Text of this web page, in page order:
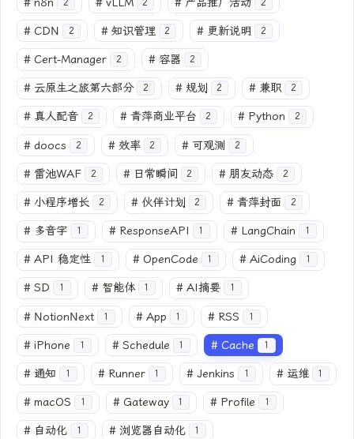
2 2 2
# CDN 2 # 知识管理 2 # 更新说明 2
# Cert-Manager 2 # 容器 2
# 云原生之旅第六部分 2 # 规划 2 # 兼职 2
# 真人配音 2 # 青萍商业平台 2 # Python 2
# doocs 2 # 效率 2 # 可观测 2
# 雷池WAF 2 # 日常瞬间 2 # 朋友动态 2
# 小程序增长 2 # 伙伴计划 2 # 青萍封面 2
# 多音字 1 # ResponseAPI 1 # LangChain 1
# API 稳定性 1 # OpenCode 1 # AiCoding 1
# SD 1 # 智能体 1 # AI摘要 1
# NotionNext 1 # App 1 # RSS 1
# iPhone 1 # Schedule 1 # Cache 1
# 通知 1 # Runner 1 # Jenkins 1 # 运维 1
# macOS 1 # Gateway 1 # Profile 1
# 自动化 1 # 浏览器自动化 1